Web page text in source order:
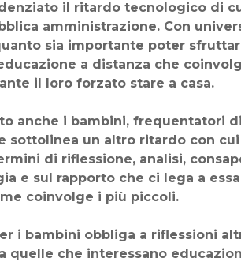
amministrazione. Con
sia importante poter
a distanza che
il loro forzato stare a casa.
anche i bambini, frequentatori
sottolinea un altro ritardo con
di riflessione, analisi,
e sul rapporto che ci lega a
coinvolge i più piccoli.
i bambini obbliga a riflessioni
quelle che interessano